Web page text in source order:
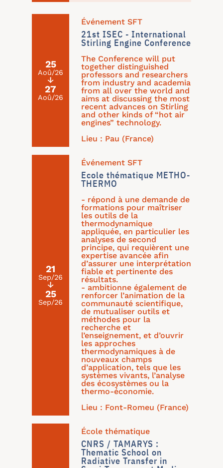
25
Aoû/26
↓
27
Aoû/26
Événement SFT
21st ISEC - International
Stirling Engine Conference
The Conference will put
together distinguished
professors and researchers
from industry and academia
from all over the world and
aims at discussing the most
recent advances on Stirling
and other kinds of “hot air
engines” technology.
Lieu : Pau (France)
21
Sep/26
↓
25
Sep/26
Événement SFT
Ecole thématique METHO-
THERMO
- répond à une demande de
formations pour maîtriser
les outils de la
thermodynamique
appliquée, en particulier les
analyses de second
principe, qui requièrent une
expertise avancée afin
d’assurer une interprétation
fiable et pertinente des
résultats.
- ambitionne également de
renforcer l’animation de la
communauté scientifique,
de mutualiser outils et
méthodes pour la
recherche et
l’enseignement, et d’ouvrir
les approches
thermodynamiques à de
nouveaux champs
d’application, tels que les
systèmes vivants, l’analyse
des écosystèmes ou la
thermo-économie.
Lieu : Font-Romeu (France)
École thématique
CNRS / TAMARYS :
Thematic School on
Radiative Transfer in